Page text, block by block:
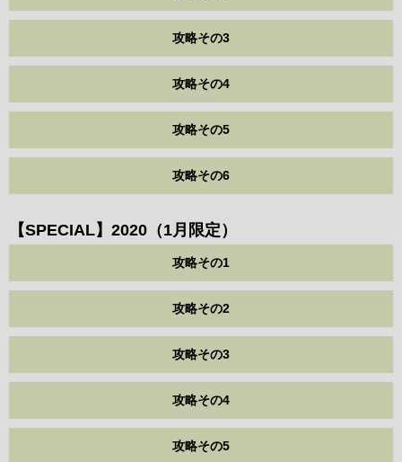
攻略その3
攻略その4
攻略その5
攻略その6
【SPECIAL】2020（1月限定）
攻略その1
攻略その2
攻略その3
攻略その4
攻略その5